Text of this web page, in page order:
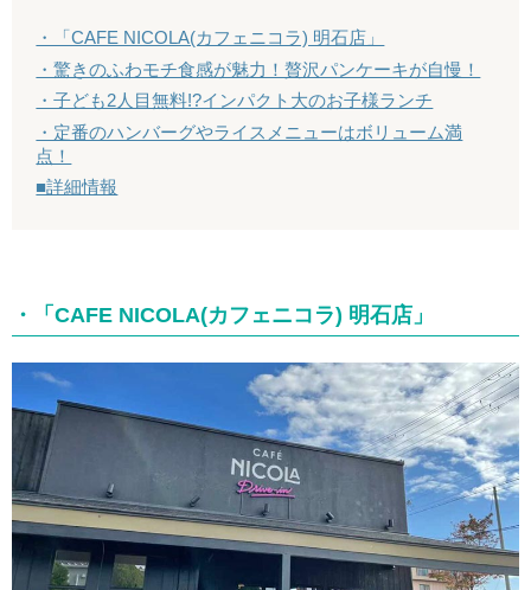
・「CAFE NICOLA(カフェニコラ) 明石店」
・驚きのふわモチ食感が魅力！贅沢パンケーキが自慢！
・子ども2人目無料!?インパクト大のお子様ランチ
・定番のハンバーグやライスメニューはボリューム満
点！
■詳細情報
・「CAFE NICOLA(カフェニコラ) 明石店」